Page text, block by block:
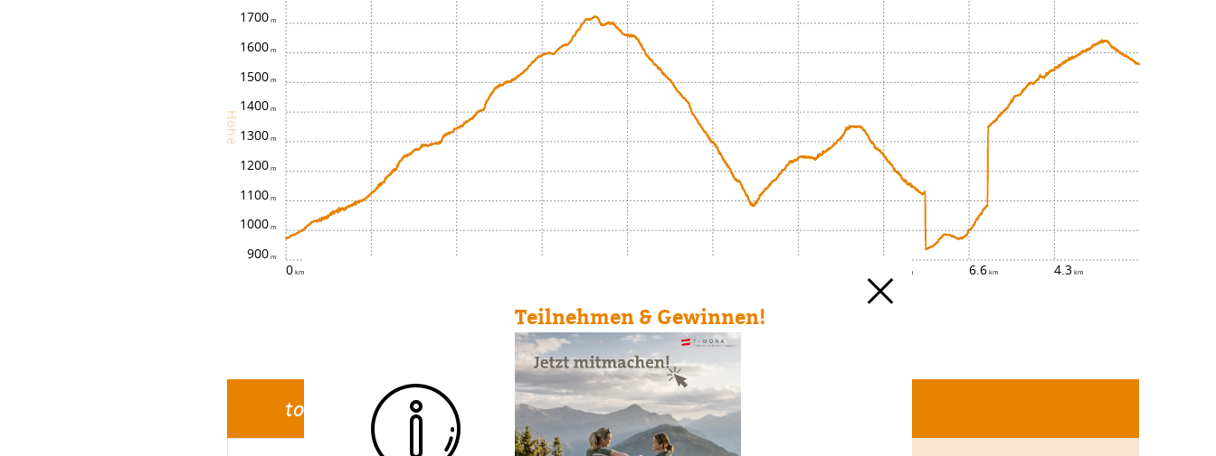
Teilnehmen & Gewinnen!
Höhe
0 6.6 4.3
900
1000
1100
1200
1300
1400
1500
1600
1700
tour1 1020m